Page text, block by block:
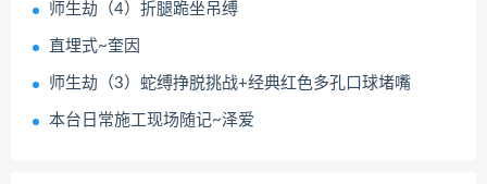
师生劫（4）折腿跪坐吊缚
直埋式~奎因
师生劫（3）蛇缚挣脱挑战+经典红色多孔口球堵嘴
本台日常施工现场随记~泽爱